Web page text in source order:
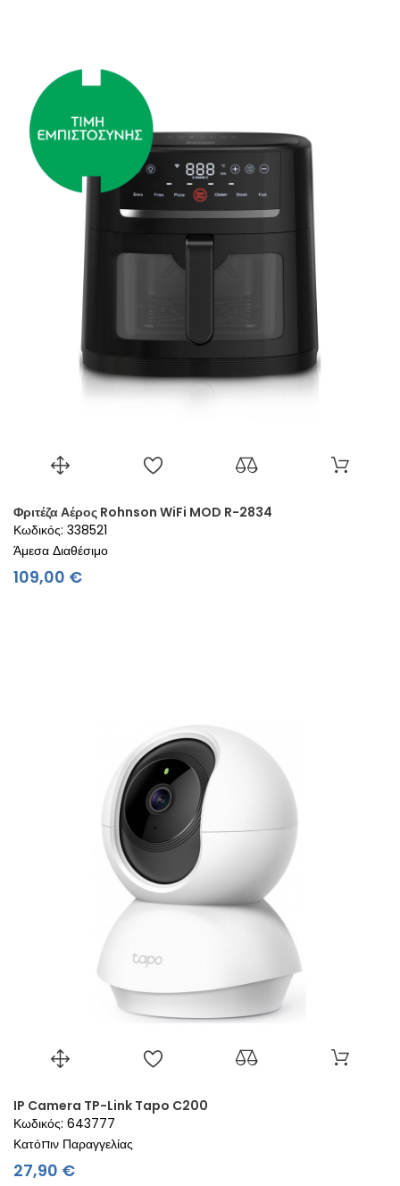
Φριτέζα Αέρος Rohnson WiFi MOD R-2834
Κωδικός: 338521
Άμεσα Διαθέσιμο
109,00 €Τιμή
IP Camera TP-Link Tapo C200
Κωδικός: 643777
Κατόπιν Παραγγελίας
27,90 €Τιμή